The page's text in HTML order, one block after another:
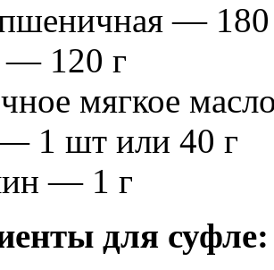
— 180
— 120 г
мягкое
1 шт или 40 г
— 1 г
для суфле: